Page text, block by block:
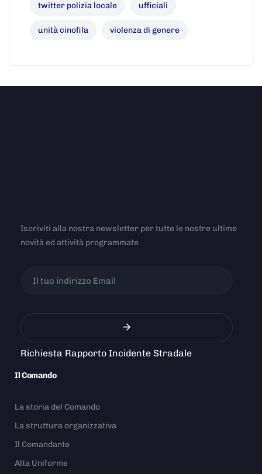
twitter polizia locale ufficiali
unità cinofila violenza di genere
Iscriviti alla nostra newsletter per tutte le nostre ultime
novità ed attività programmate
Richiesta Rapporto Incidente Stradale
Il Comando
La storia del Comando
La struttura organizzativa
Il Comandante
Alta Uniforme